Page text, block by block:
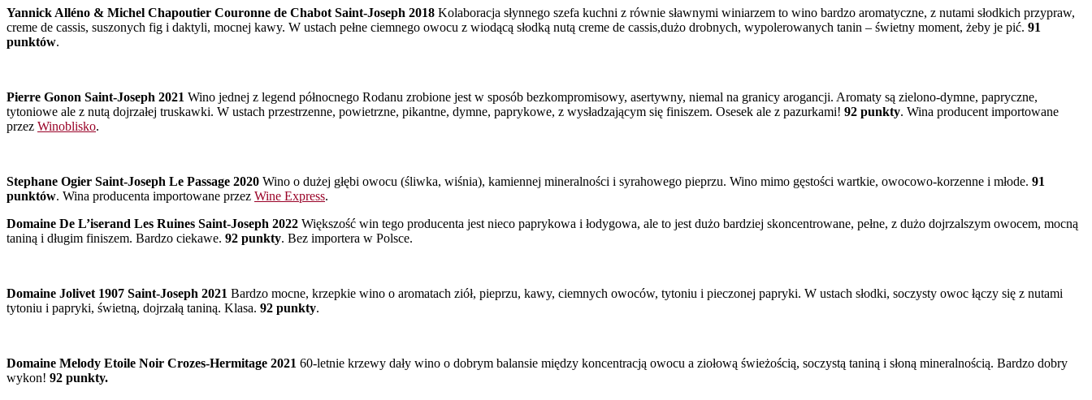
Yannick Alléno & Michel Chapoutier Couronne de Chabot Saint-Joseph 2018 Kolaboracja słynnego szefa kuchni z równie sławnymi winiarzem to wino bardzo aromatyczne, z nutami słodkich przypraw,
creme de cassis, suszonych fig i daktyli, mocnej kawy. W ustach pełne ciemnego owocu z wiodącą słodką nutą creme de cassis,dużo drobnych, wypolerowanych tanin – świetny moment, żeby je pić. 91
punktów.
Pierre Gonon Saint-Joseph 2021 Wino jednej z legend północnego Rodanu zrobione jest w sposób bezkompromisowy, asertywny, niemal na granicy arogancji. Aromaty są zielono-dymne, papryczne,
tytoniowe ale z nutą dojrzałej truskawki. W ustach przestrzenne, powietrzne, pikantne, dymne, paprykowe, z wysładzającym się finiszem. Osesek ale z pazurkami! 92 punkty. Wina producent importowane
przez Winoblisko.
Stephane Ogier Saint-Joseph Le Passage 2020 Wino o dużej głębi owocu (śliwka, wiśnia), kamiennej mineralności i syrahowego pieprzu. Wino mimo gęstości wartkie, owocowo-korzenne i młode. 91
punktów. Wina producenta importowane przez Wine Express.
Domaine De L’iserand Les Ruines Saint-Joseph 2022 Większość win tego producenta jest nieco paprykowa i łodygowa, ale to jest dużo bardziej skoncentrowane, pełne, z dużo dojrzalszym owocem, mocną
taniną i długim finiszem. Bardzo ciekawe. 92 punkty. Bez importera w Polsce.
Domaine Jolivet 1907 Saint-Joseph 2021 Bardzo mocne, krzepkie wino o aromatach ziół, pieprzu, kawy, ciemnych owoców, tytoniu i pieczonej papryki. W ustach słodki, soczysty owoc łączy się z nutami
tytoniu i papryki, świetną, dojrzałą taniną. Klasa. 92 punkty.
Domaine Melody Etoile Noir Crozes-Hermitage 2021 60-letnie krzewy dały wino o dobrym balansie między koncentracją owocu a ziołową świeżością, soczystą taniną i słoną mineralnością. Bardzo dobry
wykon! 92 punkty.